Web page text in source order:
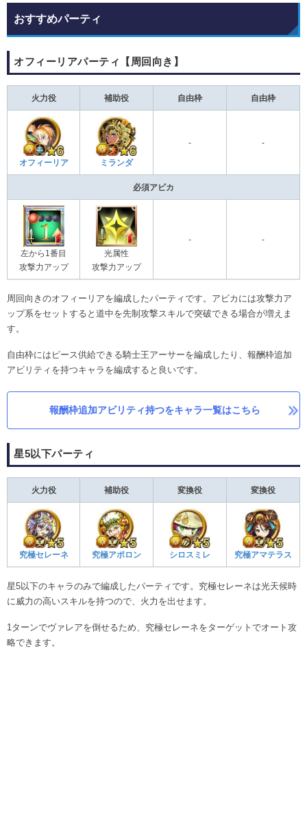
おすすめパーティ
オフィーリアパーティ【周回向き】
火力役 補助役 自由枠 自由枠
オフィーリア ミランダ
- -
必須アビカ
左から1番目
攻撃力アップ
光属性
攻撃力アップ
- -
周回向きのオフィーリアを編成したパーティです。アビカには攻撃力ア
ップ系をセットすると道中を先制攻撃スキルで突破できる場合が増えま
す。
自由枠にはピース供給できる騎士王アーサーを編成したり、報酬枠追加
アビリティを持つキャラを編成すると良いです。
報酬枠追加アビリティ持つをキャラ一覧はこちら
星5以下パーティ
火力役 補助役 変換役 変換役
究極セレーネ 究極アポロン シロスミレ 究極アマテラス
星5以下のキャラのみで編成したパーティです。究極セレーネは光天候時
に威力の高いスキルを持つので、火力を出せます。
1ターンでヴァレアを倒せるため、究極セレーネをターゲットでオート攻
略できます。